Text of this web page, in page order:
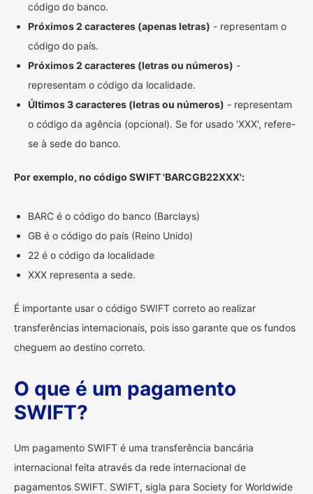
código do banco.
Próximos 2 caracteres (apenas letras) - representam o
código do país.
Próximos 2 caracteres (letras ou números) -
representam o código da localidade.
Últimos 3 caracteres (letras ou números) - representam
o código da agência (opcional). Se for usado 'XXX', refere-
se à sede do banco.
Por exemplo, no código SWIFT 'BARCGB22XXX':
BARC é o código do banco (Barclays)
GB é o código do país (Reino Unido)
22 é o código da localidade
XXX representa a sede.
É importante usar o código SWIFT correto ao realizar
transferências internacionais, pois isso garante que os fundos
cheguem ao destino correto.
O que é um pagamento
SWIFT?
Um pagamento SWIFT é uma transferência bancária
internacional feita através da rede internacional de
pagamentos SWIFT. SWIFT, sigla para Society for Worldwide